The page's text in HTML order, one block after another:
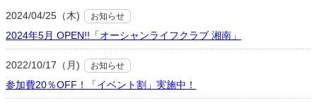
2024/04/25（木) お知らせ
2024年5月 OPEN!!「オーシャンライフクラブ 湘南」
2022/10/17（月) お知らせ
参加費20％OFF！「イベント割」実施中！